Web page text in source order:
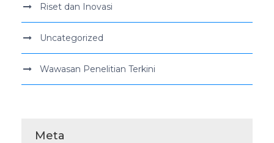
Riset dan Inovasi
Uncategorized
Wawasan Penelitian Terkini
Meta